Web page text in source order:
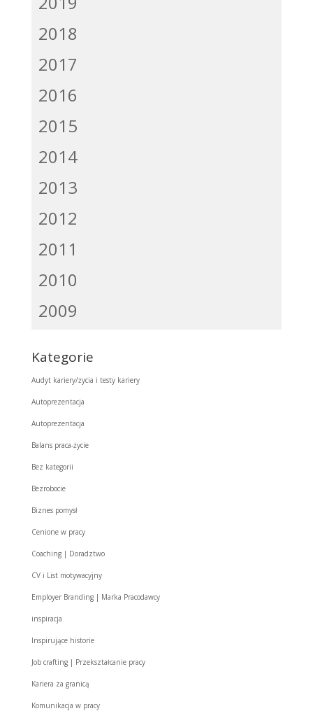
2018
2017
2016
2015
2014
2013
2012
2011
2010
2009
Kategorie
Audyt kariery/życia i testy kariery
Autoprezentacja
Autoprezentacja
Balans praca-życie
Bez kategorii
Bezrobocie
Biznes pomysł
Cenione w pracy
Coaching | Doradztwo
CV i List motywacyjny
Employer Branding | Marka Pracodawcy
inspiracja
Inspirujące historie
Job crafting | Przekształcanie pracy
Kariera za granicą
Komunikacja w pracy